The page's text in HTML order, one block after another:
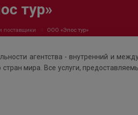
тур»
поставщики ООО «Эпос тур»
агентства - внутренний и
мира. Все услуги,